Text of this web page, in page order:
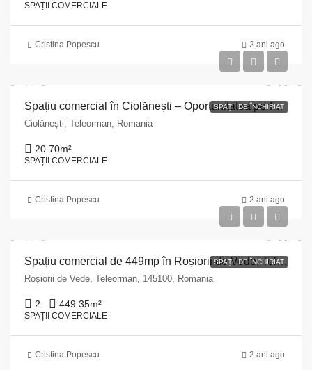
SPAȚII COMERCIALE
Cristina Popescu 2 ani ago
SPAȚII DE ÎNCHIRIAT
Spațiu comercial în Ciolănești – Oportunitatea perfectă!
Ciolănești, Teleorman, Romania
20.70m²
SPAȚII COMERCIALE
Cristina Popescu 2 ani ago
SPAȚII DE ÎNCHIRIAT
Spațiu comercial de 449mp în Roșiorii de Vede, Teleorman
Roșiorii de Vede, Teleorman, 145100, Romania
2 449.35m²
SPAȚII COMERCIALE
Cristina Popescu 2 ani ago